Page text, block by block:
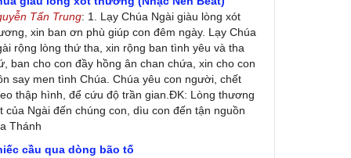
Tấn Trung: 1. Lạy Chúa Ngài giàu lòng xót
xin ban ơn phù giúp con đêm ngày. Lạy Chúa
rộng lòng thứ tha, xin rộng ban tình yêu và tha
ban cho con đầy hồng ân chan chứa, xin cho con
say men tình Chúa. Chúa yêu con người, chết
thập hình, để cứu độ trần gian.ĐK: Lòng thương
của Ngài đến chúng con, dìu con đến tận nguồn
Thánh
cầu qua dòng bão tố